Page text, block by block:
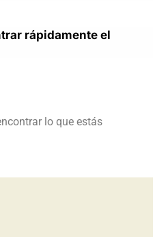
rápidamente el
lo que estás